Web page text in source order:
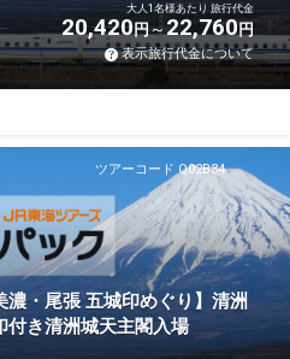
大人1名様あたり 旅行代金
20,420円 22,760円
表示旅行代金について
ツアーコード Q02B34
・尾張 五城印めぐり】清洲
付き清洲城天主閣入場